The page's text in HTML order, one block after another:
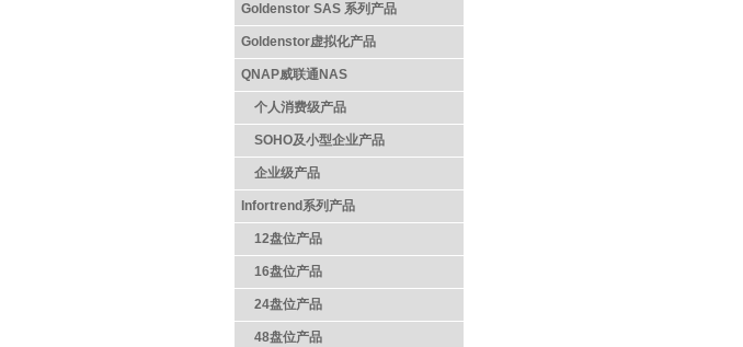
Goldenstor SAS 系列产品
Goldenstor虚拟化产品
QNAP威联通NAS
个人消费级产品
SOHO及小型企业产品
企业级产品
Infortrend系列产品
12盘位产品
16盘位产品
24盘位产品
48盘位产品